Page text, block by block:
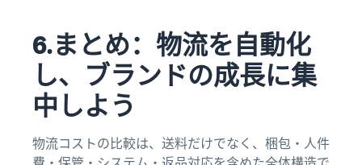
6.まとめ：物流を自動化
し、ブランドの成長に集
中しよう
物流コストの比較は、送料だけでなく、梱包・人件